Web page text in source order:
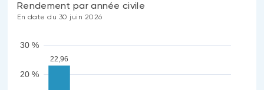
Rendement par année civile
En date du 30 juin 2026
20 %
30 %
22,96